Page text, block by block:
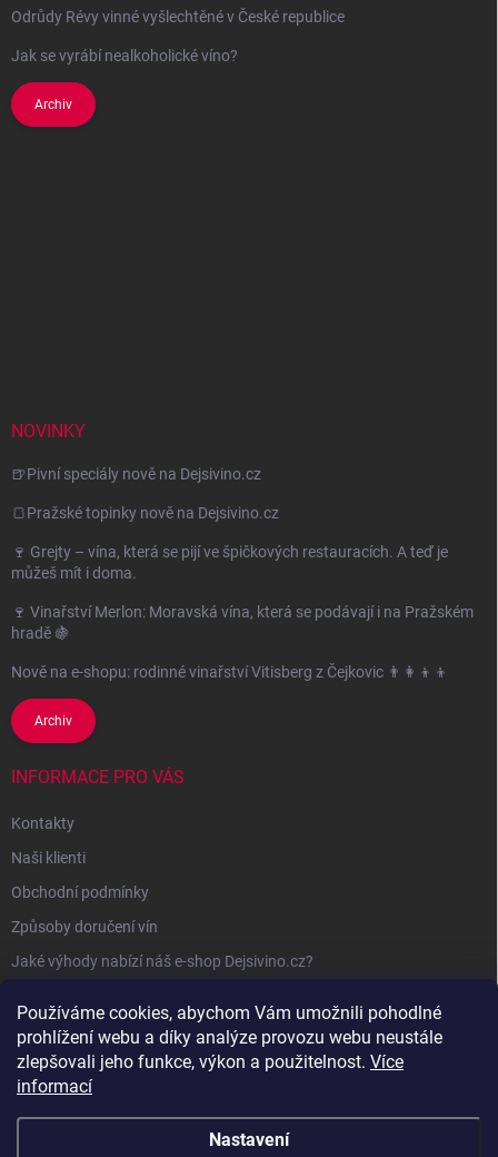
Používáme cookies, abychom Vám umožnili pohodlné
prohlížení webu a díky analýze provozu webu neustále
zlepšovali jeho funkce, výkon a použitelnost. Více
informací
Nastavení
Odrůdy Révy vinné vyšlechtěné v České republice
Jak se vyrábí nealkoholické víno?
Archiv
NOVINKY
🍺Pivní speciály nově na Dejsivino.cz
🍞Pražské topinky nově na Dejsivino.cz
🍷 Grejty – vína, která se pijí ve špičkových restauracích. A teď je
můžeš mít i doma.
🍷 Vinařství Merlon: Moravská vína, která se podávají i na Pražském
hradě 🍇
Nově na e-shopu: rodinné vinařství Vitisberg z Čejkovic 👨‍👩‍👦‍👦
Archiv
INFORMACE PRO VÁS
Kontakty
Naši klienti
Obchodní podmínky
Způsoby doručení vín
Jaké výhody nabízí náš e-shop Dejsivino.cz?